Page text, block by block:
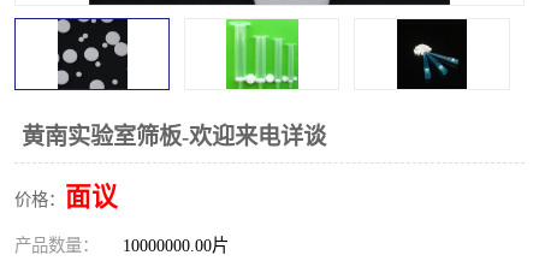
黄南实验室筛板-欢迎来电详谈
价格： 面议
产品数量： 10000000.00片